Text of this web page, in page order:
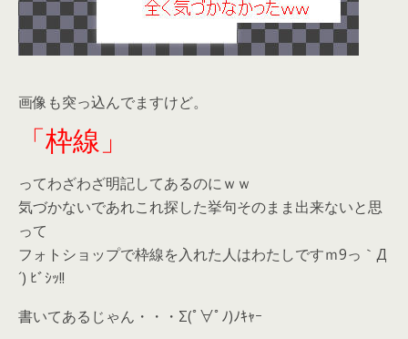
画像も突っ込んでますけど。
「枠線」
ってわざわざ明記してあるのにｗｗ
気づかないであれこれ探した挙句そのまま出来ないと思
って
フォトショップで枠線を入れた人はわたしですｍ9っ｀Д
´) ﾋﾞｼｯ!!
書いてあるじゃん・・・Σ(ﾟ∀ﾟﾉ)ﾉｷｬｰ